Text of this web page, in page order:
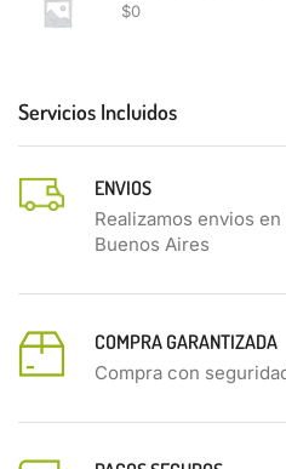
$0
Servicios Incluidos
ENVIOS
Realizamos envios
Buenos Aires
COMPRA GARANTIZADA
Compra con